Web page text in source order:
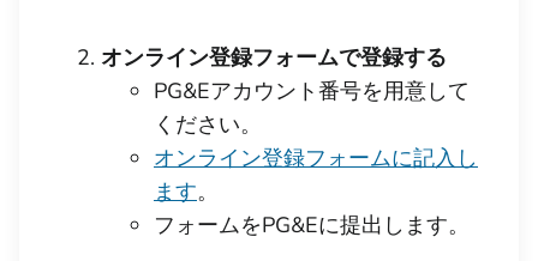
オンライン登録フォームで登録する
PG&Eアカウント番号を用意して
ください。
オンライン登録フォームに記入し
ます。
フォームをPG&Eに提出します。